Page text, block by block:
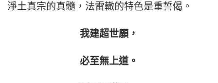
淨土真宗的真髓，法雷轍的特色是重誓偈。
我建超世願，
必至無上道。